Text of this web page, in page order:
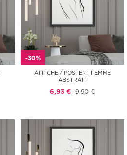
-30%
AFFICHE / POSTER - FEMME
ABSTRAIT
6,93 € 9,90 €